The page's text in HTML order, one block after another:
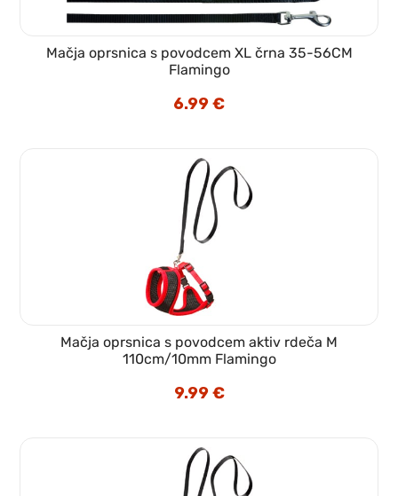
Mačja oprsnica s povodcem XL črna 35-56CM
Flamingo
6.99€
Mačja oprsnica s povodcem aktiv rdeča M
110cm/10mm Flamingo
9.99€